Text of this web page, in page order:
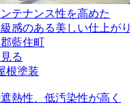
テナンス性を高めた
感のある美しい仕上がり
藍住町
る
根塗装
遮熱性、 低汚染性が高く